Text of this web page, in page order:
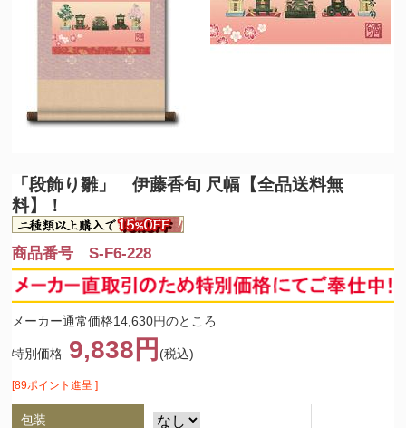
「段飾り雛」 伊藤香旬 尺幅【全品送料無
料】！
商品番号 S-F6-228
メーカー通常価格14,630円のところ
特別価格 9,838円 (税込)
[89ポイント進呈 ]
包装